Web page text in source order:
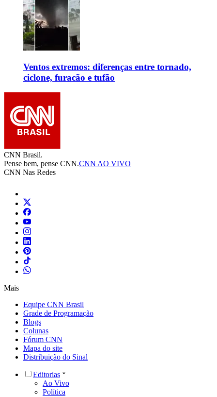
Ventos extremos: diferenças entre tornado,
ciclone, furacão e tufão
CNN Brasil.
Pense bem, pense CNN.CNN AO VIVO
CNN Nas Redes
Mais
Equipe CNN Brasil
Grade de Programação
Blogs
Colunas
Fórum CNN
Mapa do site
Distribuição do Sinal
Editorias
Ao Vivo
Política